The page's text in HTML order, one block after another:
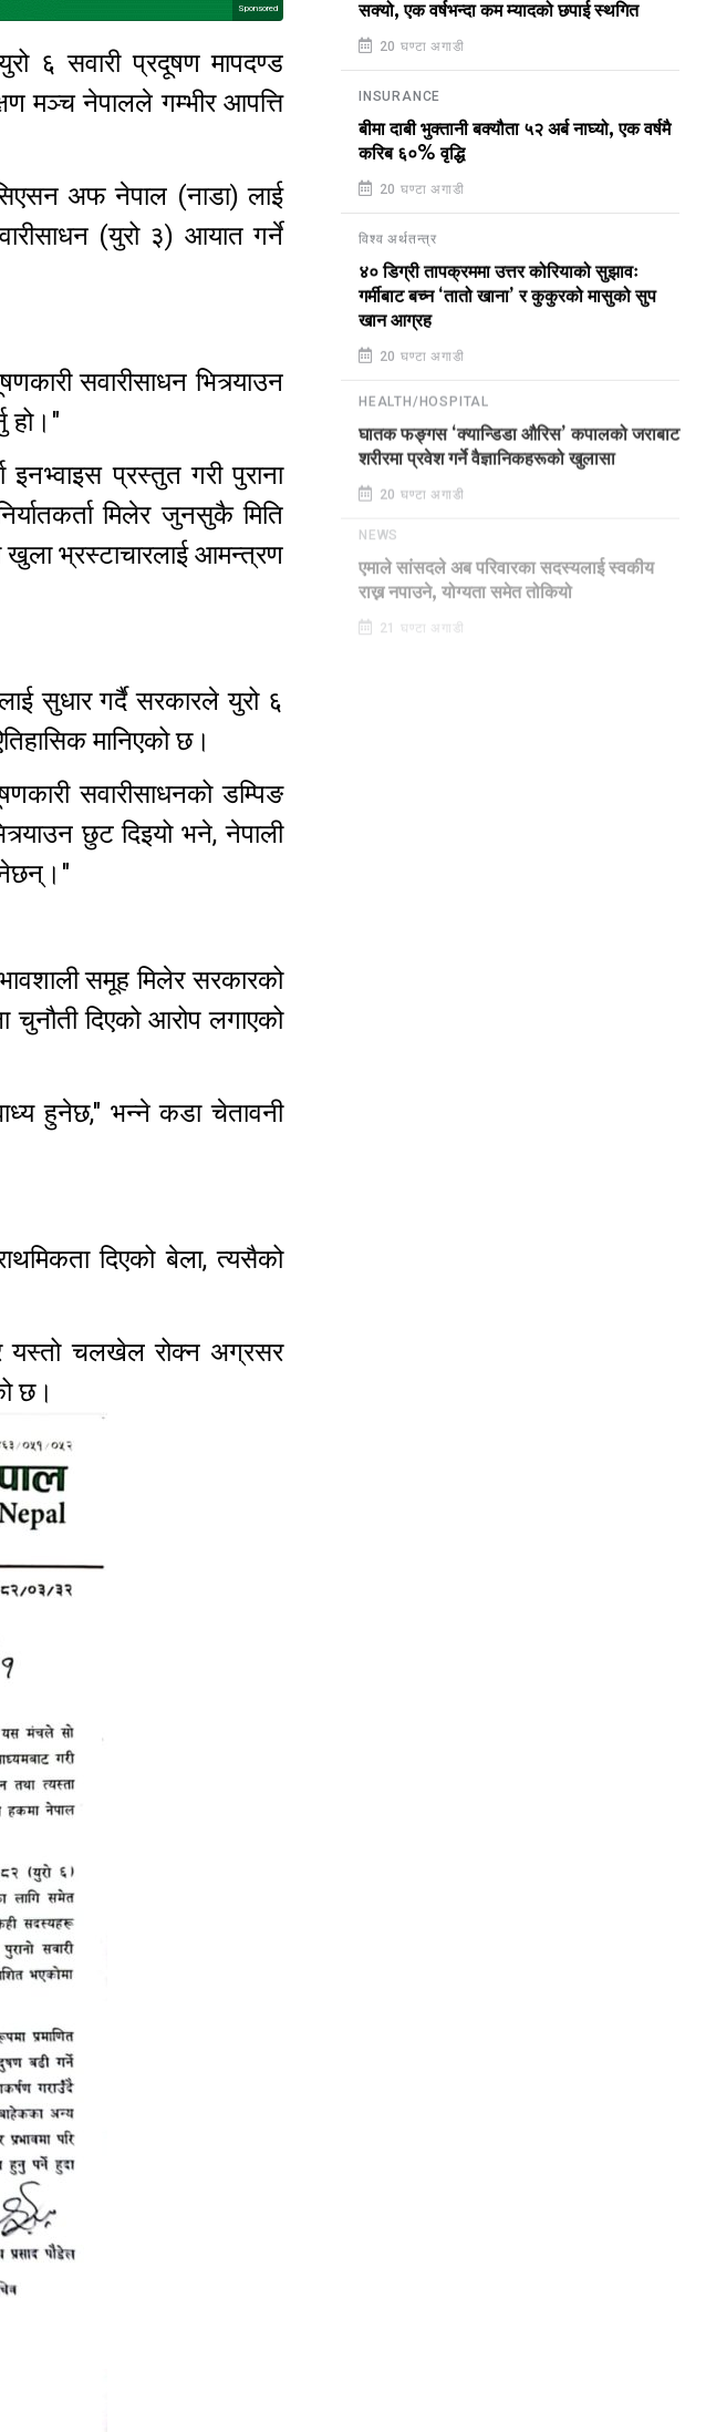
Sponsored
६ सवारी प्रदूषण मापदण्ड
मञ्च नेपालले गम्भीर आपत्ति
अफ नेपाल (नाडा) लाई
(युरो ३) आयात गर्ने
सवारीसाधन भित्र्याउन
हो।"
प्रस्तुत गरी पुराना
मिलेर जुनसुकै मिति
भ्रस्टाचारलाई आमन्त्रण
सुधार गर्दै सरकारले युरो ६
मानिएको छ।
सवारीसाधनको डम्पिङ
छुट दिइयो भने, नेपाली
समूह मिलेर सरकारको
चुनौती दिएको आरोप लगाएको
हुनेछ," भन्ने कडा चेतावनी
दिएको बेला, त्यसैको
यस्तो चलखेल रोक्न अग्रसर
छ।
सक्यो, एक वर्षभन्दा कम म्यादको छपाई स्थगित
20 घण्टा अगाडी
INSURANCE
बीमा दाबी भुक्तानी बक्यौता ५२ अर्ब नाघ्यो, एक वर्षमै
करिब ६०% वृद्धि
20 घण्टा अगाडी
विश्व अर्थतन्त्र
४० डिग्री तापक्रममा उत्तर कोरियाको सुझावः
गर्मीबाट बच्न ‘तातो खाना’ र कुकुरको मासुको सुप
खान आग्रह
20 घण्टा अगाडी
HEALTH/HOSPITAL
घातक फङ्गस ‘क्यान्डिडा औरिस’ कपालको जराबाट
शरीरमा प्रवेश गर्ने वैज्ञानिकहरूको खुलासा
20 घण्टा अगाडी
एमाले सांसदले अब परिवारका सदस्यलाई स्वकीय
राख्न नपाउने, योग्यता समेत तोकियो